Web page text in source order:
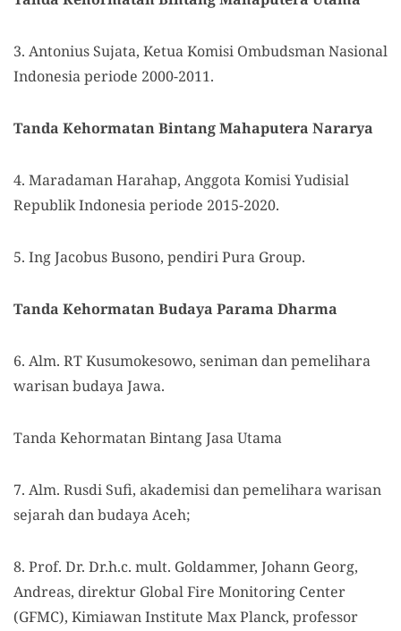
3. Antonius Sujata, Ketua Komisi Ombudsman Nasional
Indonesia periode 2000-2011.
Tanda Kehormatan Bintang Mahaputera Nararya
4. Maradaman Harahap, Anggota Komisi Yudisial
Republik Indonesia periode 2015-2020.
5. Ing Jacobus Busono, pendiri Pura Group.
Tanda Kehormatan Budaya Parama Dharma
6. Alm. RT Kusumokesowo, seniman dan pemelihara
warisan budaya Jawa.
Tanda Kehormatan Bintang Jasa Utama
7. Alm. Rusdi Sufi, akademisi dan pemelihara warisan
sejarah dan budaya Aceh;
8. Prof. Dr. Dr.h.c. mult. Goldammer, Johann Georg,
Andreas, direktur Global Fire Monitoring Center
(GFMC), Kimiawan Institute Max Planck, professor